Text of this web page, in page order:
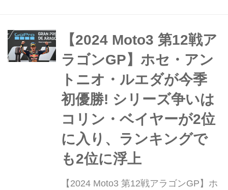
ド・アロンソ(CFMOTO Valresa Aspar
Team)がランキング2...
​​【2024 Moto3 第12戦ア
ラゴンGP】ホセ・アン
トニオ・ルエダが今季
初優勝! シリーズ争いは
コリン・ベイヤーが2位
に入り、ランキングで
も2位に浮上
​​【2024 Moto3 第12戦アラゴンGP】ホ